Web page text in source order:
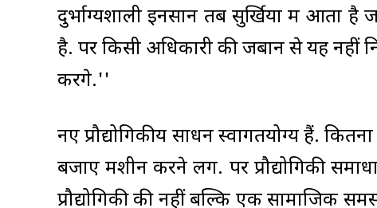
दुर्भाग्यशाली इनसान तब सुर्खियों में आता
है. पर किसी अधिकारी की जबान से यह नहीं
करेंगे.''
नए प्रौद्योगिकीय साधन स्वागतयोग्य हैं.
बजाए मशीनें करने लगें. पर प्रौद्योगिकी
प्रौद्योगिकी की नहीं बल्कि एक सामाजिक